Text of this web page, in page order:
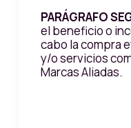
PARÁGRAFO
el beneficio o
cabo la compra
y/o servicios
Marcas Aliadas.